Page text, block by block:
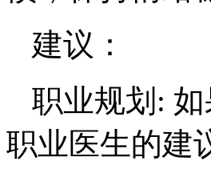
建议：
职业规划:
职业医生的建